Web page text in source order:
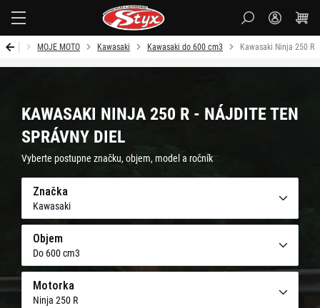
Úvod MOJE MOTO Kawasaki Kawasaki do 600 cm3 Kawasaki Ninja 250 R
KAWASAKI NINJA 250 R - NÁJDITE TEN
SPRÁVNY DIEL
Vyberte postupne značku, objem, model a ročník
Značka
Kawasaki
Objem
Do 600 cm3
Motorka
Ninja 250 R